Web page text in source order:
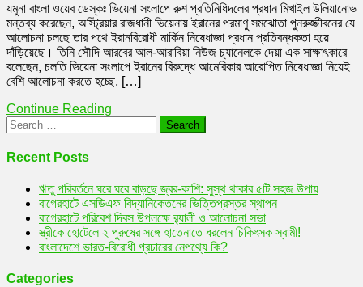
সমঝোতার
পথে
বাধা
প্রধান
প্রতিবন্ধকতা:
যমুনা বাংলা ওয়েব ডেস্কঃ ভিয়েনা সংলাপে রুশ প্রতিনিধিদলের প্রধান মিখাইল উলিয়ানোভ
মন্তব্য করেছেন, অস্ট্রিয়ার রাজধানী ভিয়েনায় ইরানের পরমাণু সমঝোতা পুনরুজ্জীবনের যে
আলোচনা চলছে তার পথে ইরানবিরোধী মার্কিন নিষেধাজ্ঞা প্রধান প্রতিবন্ধকতা হয়ে
দাঁড়িয়েছে। তিনি সৌদি আরবের আল-আরাবিয়া নিউজ চ্যানেলকে দেয়া এক সাক্ষাৎকারে
বলেছেন, চলতি ভিয়েনা সংলাপে ইরানের বিরুদ্ধে আমেরিকার আরোপিত নিষেধাজ্ঞা নিয়েই
বেশি আলোচনা করতে হচ্ছে, […]
Continue Reading
Search
for:
Recent Posts
ঋতু পরিবর্তনে ঘরে ঘরে বাড়ছে জ্বর-কাশি: সুস্থ থাকার ৫টি সহজ উপায়
বাগেরহাটে এসডিএফ বিদ্যানিকেতনের ভিত্তিপ্রস্তর স্থাপন
বাগেরহাটে পরিবেশ দিবস উপলক্ষে র‌্যালী ও আলোচনা সভা
স্ত্রীকে হোটেলে ২ পুরুষের সঙ্গে হাতেনাতে ধরলেন চিকিৎসক স্বামী!
বাংলাদেশে ভারত-বিরোধী প্রচারের নেপথ্যে কি?
Categories